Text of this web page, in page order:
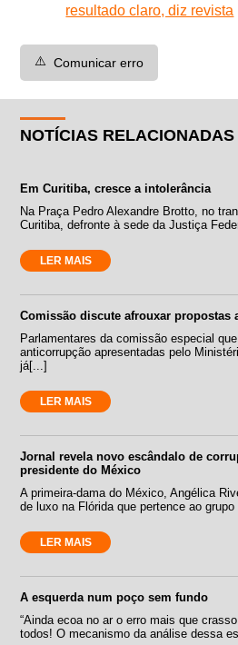
resultado claro, diz revista
⚠️ Comunicar erro
NOTÍCIAS RELACIONADAS
Em Curitiba, cresce a intolerância
Na Praça Pedro Alexandre Brotto, no
Curitiba, defronte à sede da Justiça
LER MAIS
Comissão discute afrouxar propostas
Parlamentares da comissão especial
anticorrupção apresentadas pelo
já[...]
LER MAIS
Jornal revela novo escândalo de
presidente do México
A primeira-dama do México, Angélica
de luxo na Flórida que pertence ao
LER MAIS
A esquerda num poço sem fundo
“Ainda ecoa no ar o erro mais que
todos! O mecanismo da análise dessa